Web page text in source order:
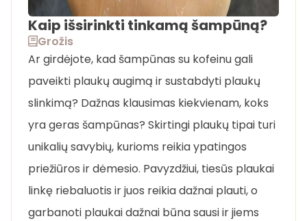
Kaip išsirinkti tinkamą šampūną?
Grožis
Ar girdėjote, kad šampūnas su kofeinu gali
paveikti plaukų augimą ir sustabdyti plaukų
slinkimą? Dažnas klausimas kiekvienam, koks
yra geras šampūnas? Skirtingi plaukų tipai turi
unikalių savybių, kurioms reikia ypatingos
priežiūros ir dėmesio. Pavyzdžiui, tiesūs plaukai
linkę riebaluotis ir juos reikia dažnai plauti, o
garbanoti plaukai dažnai būna sausi ir jiems